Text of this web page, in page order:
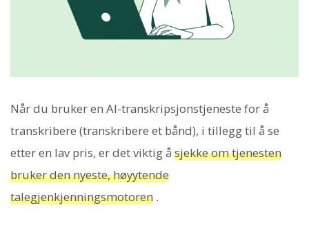
Når du bruker en AI-transkripsjonstjeneste for å
transkribere (transkribere et bånd), i tillegg til å se
etter en lav pris, er det viktig å sjekke om tjenesten
bruker den nyeste, høyytende
talegjenkjenningsmotoren .